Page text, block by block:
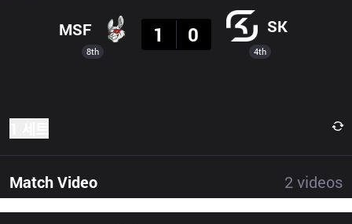
8th
MSF
1
0 SK
4th
Match Video 2 videos